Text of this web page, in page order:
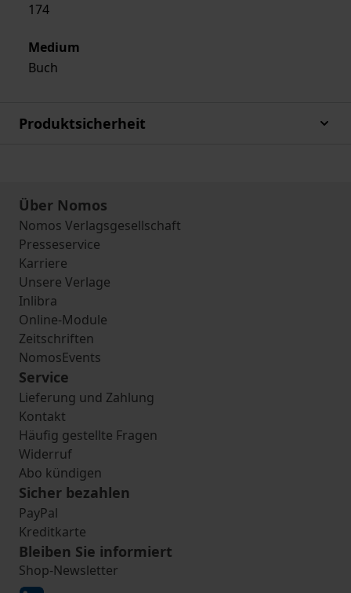
174
Medium
Buch
Produktsicherheit
Über Nomos
Nomos Verlagsgesellschaft
Presseservice
Karriere
Unsere Verlage
Inlibra
Online-Module
Zeitschriften
NomosEvents
Service
Lieferung und Zahlung
Kontakt
Häufig gestellte Fragen
Widerruf
Abo kündigen
Sicher bezahlen
PayPal
Kreditkarte
Bleiben Sie informiert
Shop-Newsletter